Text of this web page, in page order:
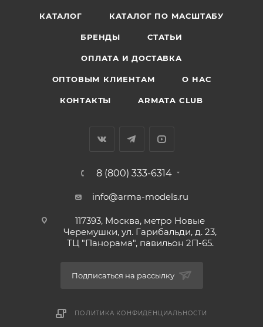
КАТАЛОГ КАТАЛОГ ПО МАСШТАБУ
БРЕНДЫ СТАТЬИ
ОПЛАТА И ДОСТАВКА
ОПТОВЫМ КЛИЕНТАМ О НАС
КОНТАКТЫ ARMATA CLUB
8 (800) 333-6314
info@arma-models.ru
117393, Москва, метро Новые
Черемушки, ул. Гарибальди, д. 23,
ТЦ "Панорама", павильон 2П-65.
Подписаться на рассылку
ПОЛИТИКА КОНФИДЕНЦИАЛЬНОСТИ